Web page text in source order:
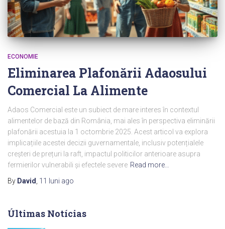
ECONOMIE
Eliminarea Plafonării Adaosului
Comercial La Alimente
Adaos Comercial este un subiect de mare interes în contextul
alimentelor de bază din România, mai ales în perspectiva eliminării
plafonării acestuia la 1 octombrie 2025. Acest articol va explora
implicațiile acestei decizii guvernamentale, inclusiv potențialele
creșteri de prețuri la raft, impactul politicilor anterioare asupra
fermierilor vulnerabili și efectele severe Read more…
By David 11 luni ago
Últimas Notícias